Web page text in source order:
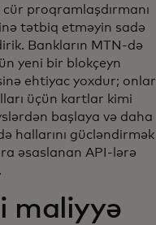
proqramlaşdırmanı
tətbiq etməyin sadə
Bankların MTN-də
yeni bir blokçeyn
ehtiyac yoxdur; onlar
üçün kartlar kimi
başlaya və daha
hallarını gücləndirmək
əsaslanan API-lərə
maliyyə